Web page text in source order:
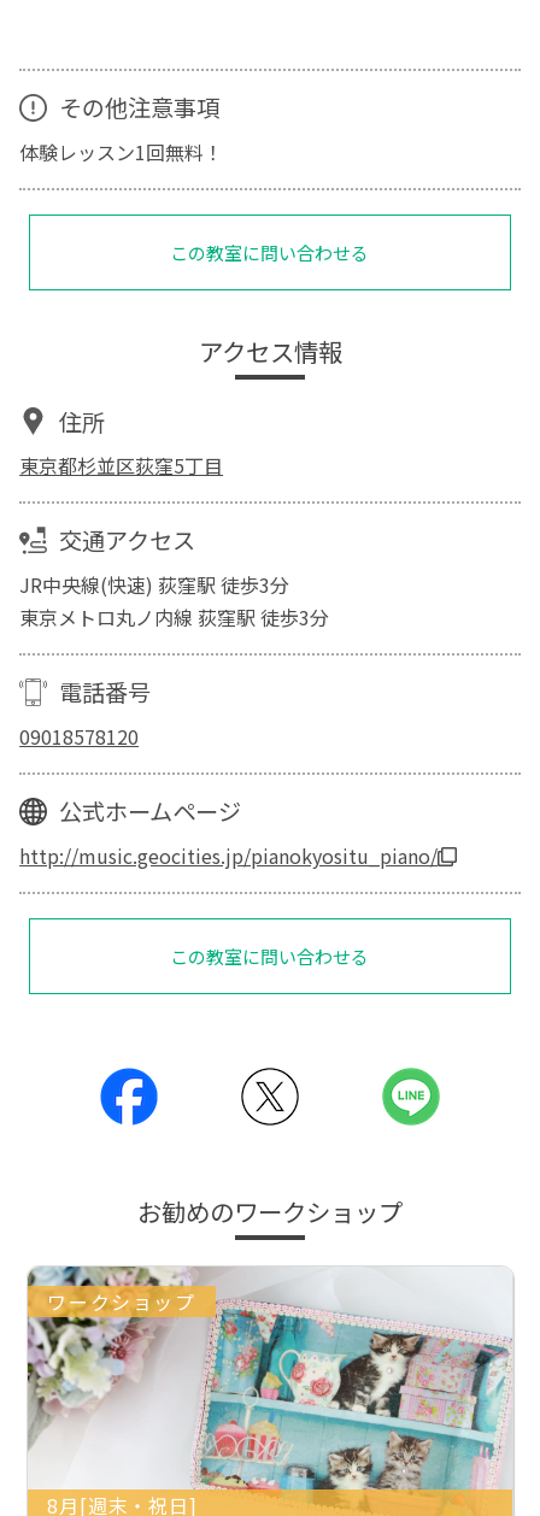
その他注意事項
体験レッスン1回無料！
この教室に問い合わせる
アクセス情報
住所
東京都杉並区荻窪5丁目
交通アクセス
JR中央線(快速) 荻窪駅 徒歩3分
東京メトロ丸ノ内線 荻窪駅 徒歩3分
電話番号
09018578120
公式ホームページ
http://music.geocities.jp/pianokyositu_piano/
この教室に問い合わせる
お勧めのワークショップ
ワークショップ
8月[週末・祝日]